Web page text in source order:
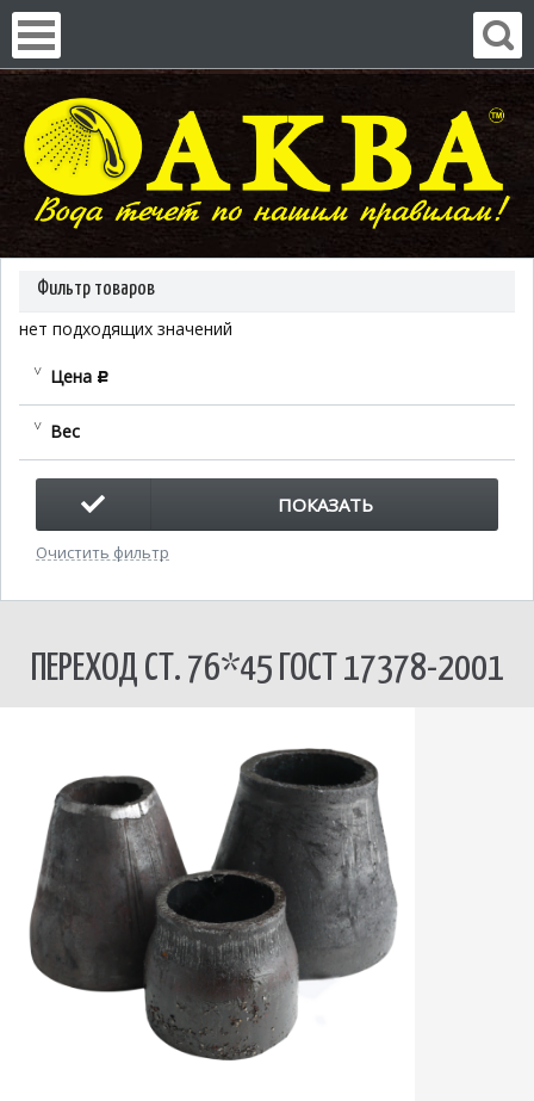
Фильтр товаров
нет подходящих значений
Цена c
Вес
ПОКАЗАТЬ
Очистить фильтр
ПЕРЕХОД СТ. 76*45 ГОСТ 17378-2001